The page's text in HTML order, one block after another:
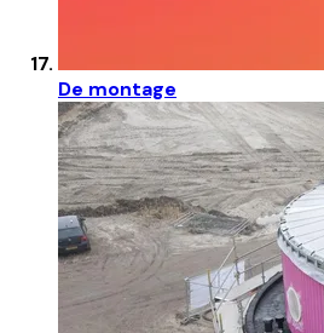
De montage